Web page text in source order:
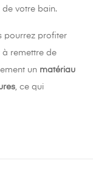
votre bain.
pourrez profiter
à remettre de
un matériau
, ce qui